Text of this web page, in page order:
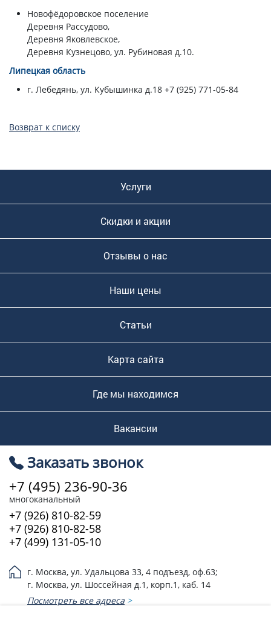
Новофёдоровское поселение
Деревня Рассудово,
Деревня Яковлевское,
Деревня Кузнецово, ул. Рубиновая д.10.
Липецкая область
г. Лебедянь, ул. Кубышинка д.18 +7 (925) 771-05-84
Возврат к списку
Услуги
Скидки и акции
Отзывы о нас
Наши цены
Статьи
Карта сайта
Где мы находимся
Вакансии
г. Москва, ул. Удальцова 33, 4 подъезд, оф.63;
г. Москва, ул. Шоссейная д.1, корп.1, каб. 14
Посмотреть все адреса >
Заказать звонок
+7 (495) 236-90-36
многоканальный
+7 (926) 810-82-59
+7 (926) 810-82-58
+7 (499) 131-05-10